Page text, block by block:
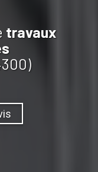
travaux